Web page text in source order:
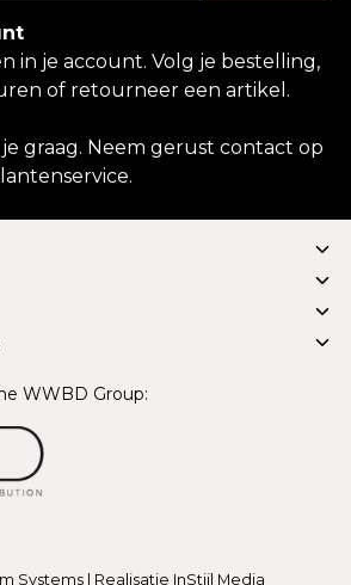
in je account. Volg je bestelling,
of retourneer een artikel.
graag. Neem gerust contact op
WWBD Group:
Systems | Realisatie InStijl Media